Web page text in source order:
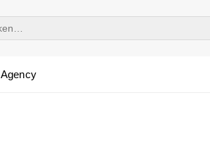
Agency